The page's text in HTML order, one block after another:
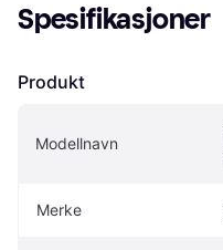
Spesifikasjoner
Produkt
Modellnavn
Merke